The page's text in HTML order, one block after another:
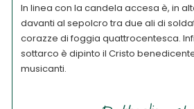
In linea con la candela accesa è, in
davanti al sepolcro tra due ali di
corazze di foggia quattrocentesca.
sottarco è dipinto il Cristo
musicanti.